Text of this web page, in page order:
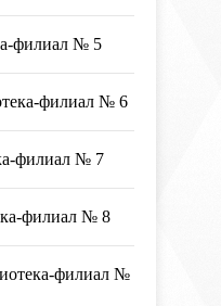
филиал № 5
филиал № 6
филиал № 7
филиал № 8
филиал №